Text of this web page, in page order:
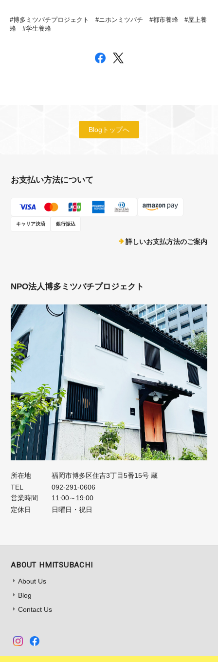
#博多ミツバチプロジェクト #ニホンミツバチ #都市養蜂 #屋上養
蜂 #学生養蜂
Blogトップへ
お支払い方法について
キャリア決済 銀行振込
詳しいお支払方法のご案内
NPO法人博多ミツバチプロジェクト
所在地
福岡市博多区住吉3丁目5番15号 蔵
TEL
092-291-0606
営業時間
11:00～19:00
定休日
日曜日・祝日
ABOUT HMITSUBACHI
About Us
Blog
Contact Us